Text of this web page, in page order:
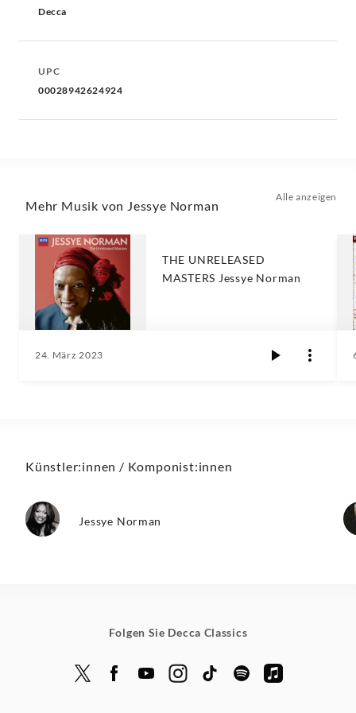
Decca
UPC
00028942624924
Mehr Musik von Jessye Norman
Alle anzeigen
THE UNRELEASED
MASTERS Jessye Norman
24. März 2023
Künstler:innen / Komponist:innen
Jessye Norman
Folgen Sie Decca Classics